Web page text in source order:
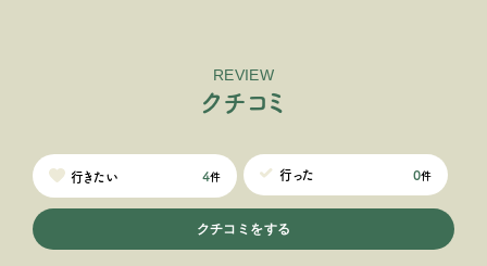
REVIEW
ク チ コ ミ
行きたい 4件 行った 0件
クチコミをする